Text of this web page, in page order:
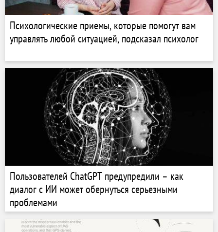
Психологические приемы, которые помогут вам
управлять любой ситуацией, подсказал психолог
Пользователей ChatGPT предупредили – как
диалог с ИИ может обернуться серьезными
проблемами